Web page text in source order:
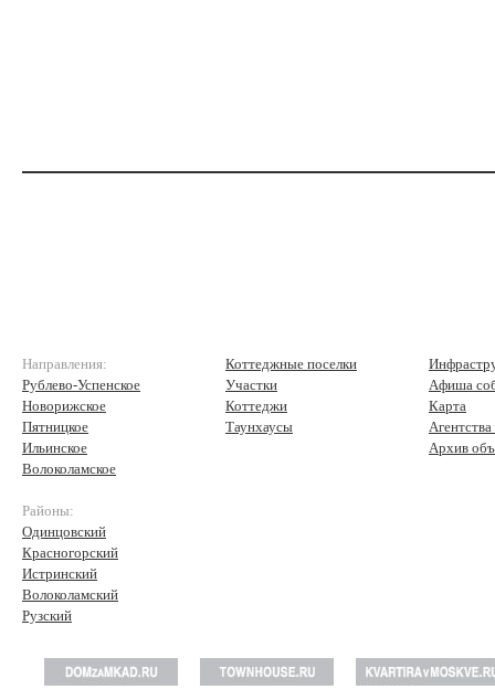
Направления:
Рублево-Успенское
Новорижское
Пятницкое
Ильинское
Волоколамское
Районы:
Одинцовский
Красногорский
Истринский
Волоколамский
Рузский
Коттеджные поселки
Участки
Коттеджи
Таунхаусы
Афиша
Карта
Архив